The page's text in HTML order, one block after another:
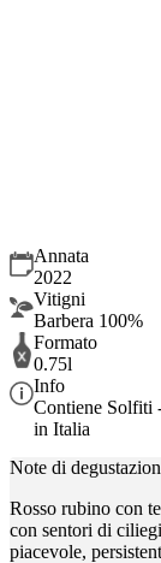
Annata
2022
Vitigni
Barbera 100%
Formato
0.75l
Info
Contiene Solfiti
in Italia
Note di
Rosso rubino con
con sentori di
piacevole,